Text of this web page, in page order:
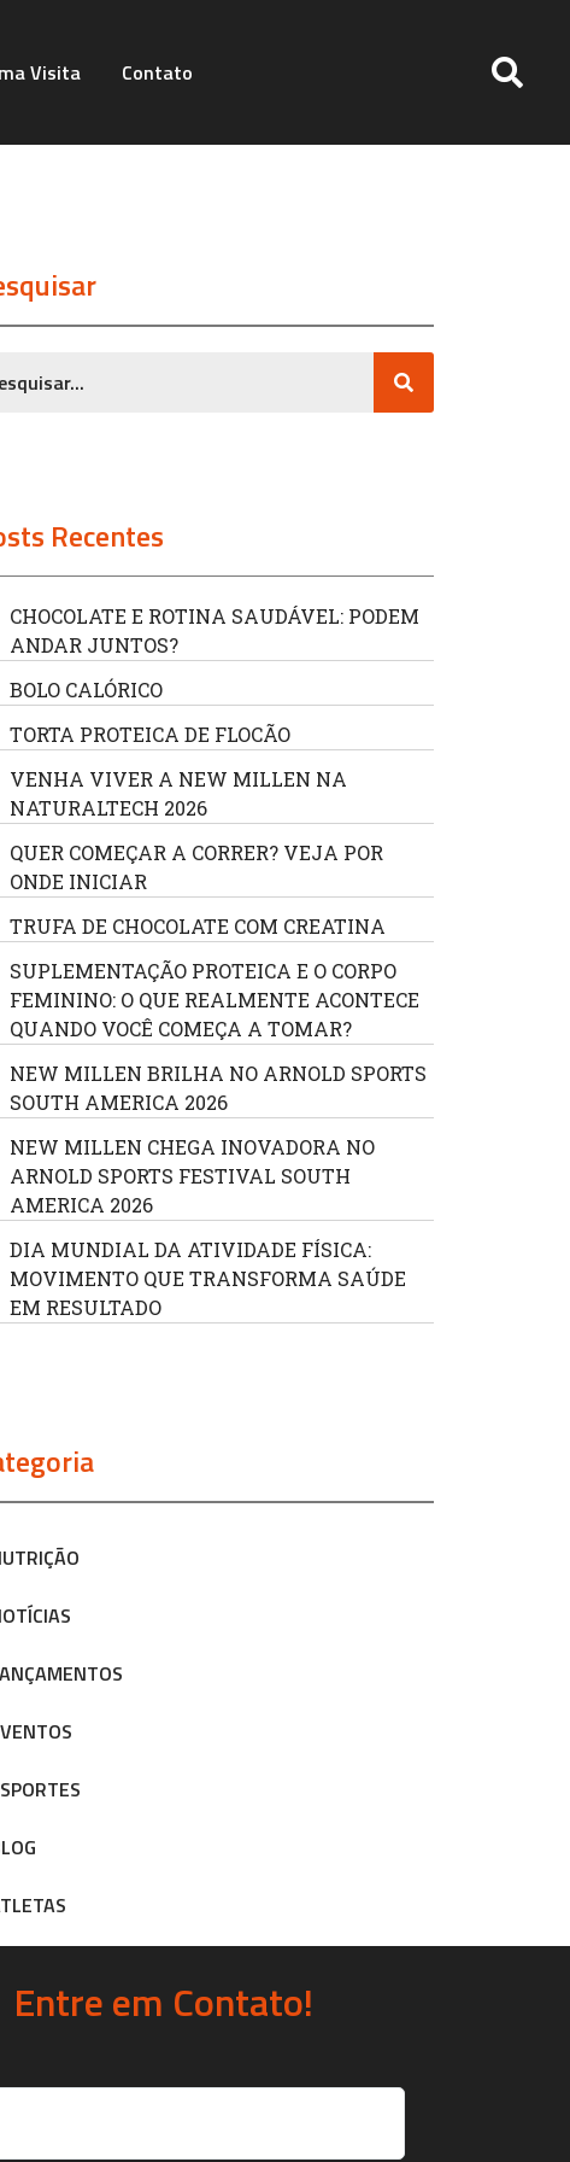
Visita Contato
Recentes
CHOCOLATE E ROTINA SAUDÁVEL: PODEM
ANDAR JUNTOS?
BOLO CALÓRICO
TORTA PROTEICA DE FLOCÃO
VENHA VIVER A NEW MILLEN NA
NATURALTECH 2026
QUER COMEÇAR A CORRER? VEJA POR
ONDE INICIAR
TRUFA DE CHOCOLATE COM CREATINA
SUPLEMENTAÇÃO PROTEICA E O CORPO
FEMININO: O QUE REALMENTE ACONTECE
QUANDO VOCÊ COMEÇA A TOMAR?
NEW MILLEN BRILHA NO ARNOLD SPORTS
SOUTH AMERICA 2026
NEW MILLEN CHEGA INOVADORA NO
ARNOLD SPORTS FESTIVAL SOUTH
AMERICA 2026
DIA MUNDIAL DA ATIVIDADE FÍSICA:
MOVIMENTO QUE TRANSFORMA SAÚDE
EM RESULTADO
Entre em Contato!